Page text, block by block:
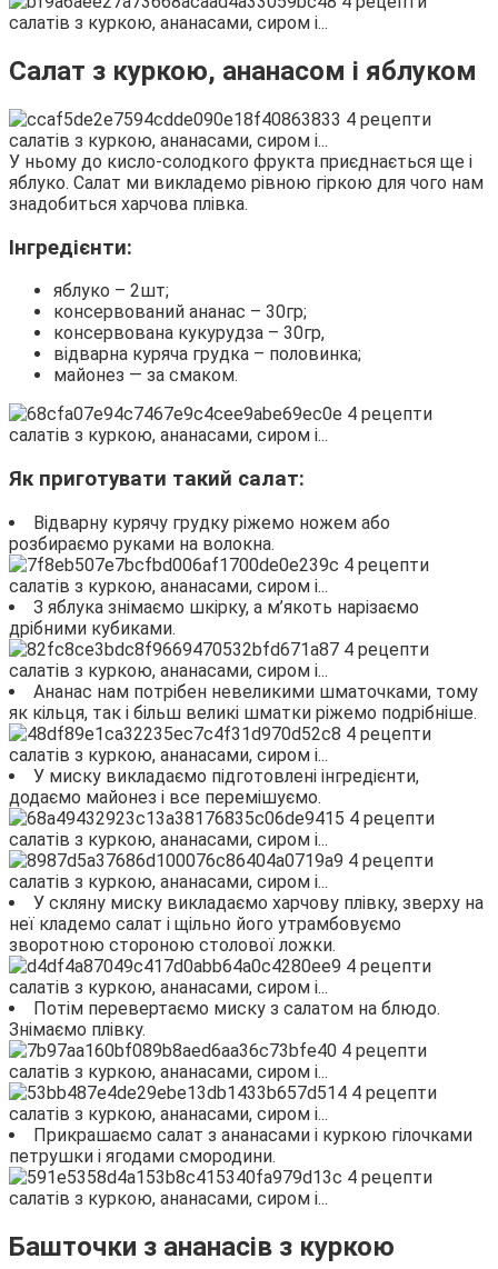
Салат з куркою, ананасом і яблуком
У ньому до кисло-солодкого фрукта приєднається ще і
яблуко. Салат ми викладемо рівною гіркою для чого нам
знадобиться харчова плівка.
Інгредієнти:
яблуко – 2шт;
консервований ананас – 30гр;
консервована кукурудза – 30гр,
відварна куряча грудка – половинка;
майонез — за смаком.
Як приготувати такий салат:
Відварну курячу грудку ріжемо ножем або
розбираємо руками на волокна.
З яблука знімаємо шкірку, а м’якоть нарізаємо
дрібними кубиками.
Ананас нам потрібен невеликими шматочками, тому
як кільця, так і більш великі шматки ріжемо подрібніше.
У миску викладаємо підготовлені інгредієнти,
додаємо майонез і все перемішуємо.
У скляну миску викладаємо харчову плівку, зверху на
неї кладемо салат і щільно його утрамбовуємо
зворотною стороною столової ложки.
Потім перевертаємо миску з салатом на блюдо.
Знімаємо плівку.
Прикрашаємо салат з ананасами і куркою гілочками
петрушки і ягодами смородини.
Башточки з ананасів з куркою